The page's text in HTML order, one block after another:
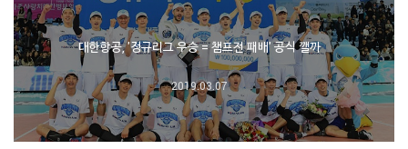
대한항공, '정규리그 우승 = 챔프전 패배' 공식 깰까
2019.03.07